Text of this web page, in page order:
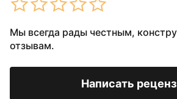
Мы всегда рады честным,
отзывам.
Написать